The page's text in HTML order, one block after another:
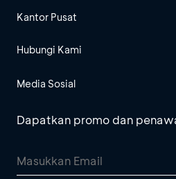
Kantor Pusat
Hubungi Kami
Media Sosial
Dapatkan promo dan